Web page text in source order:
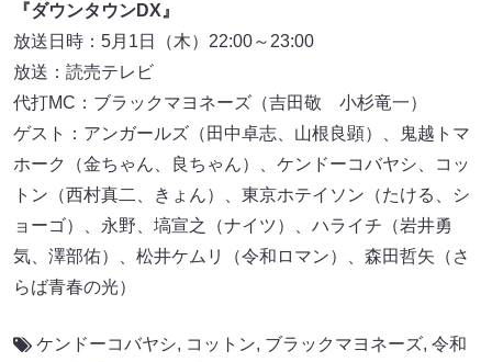
『ダウンタウンDX』
放送日時：5月1日（木）22:00～23:00
放送：読売テレビ
代打MC：ブラックマヨネーズ（吉田敬 小杉竜一）
ゲスト：アンガールズ（田中卓志、山根良顕）、鬼越トマ
ホーク（金ちゃん、良ちゃん）、ケンドーコバヤシ、コッ
トン（西村真二、きょん）、東京ホテイソン（たける、シ
ョーゴ）、永野、塙宣之（ナイツ）、ハライチ（岩井勇
気、澤部佑）、松井ケムリ（令和ロマン）、森田哲矢（さ
らば青春の光）
ケンドーコバヤシ, コットン, ブラックマヨネーズ, 令和